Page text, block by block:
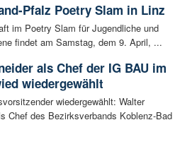
Pfalz Poetry Slam in Linz
im Poetry Slam für Jugendliche und
findet am Samstag, dem 9. April, ...
als Chef der IG BAU im
wiedergewählt
wiedergewählt: Walter
Chef des Bezirksverbands Koblenz-Bad